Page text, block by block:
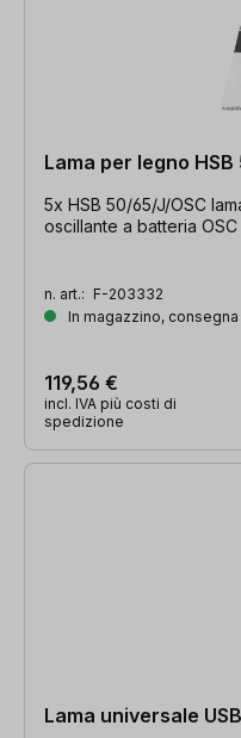
Lama per legno
5x HSB 50/65/J/OSC
oscillante a batteria OSC
n. art.: F-203332
In magazzino,
119,56 €
incl. IVA più costi di
spedizione
Lama universale